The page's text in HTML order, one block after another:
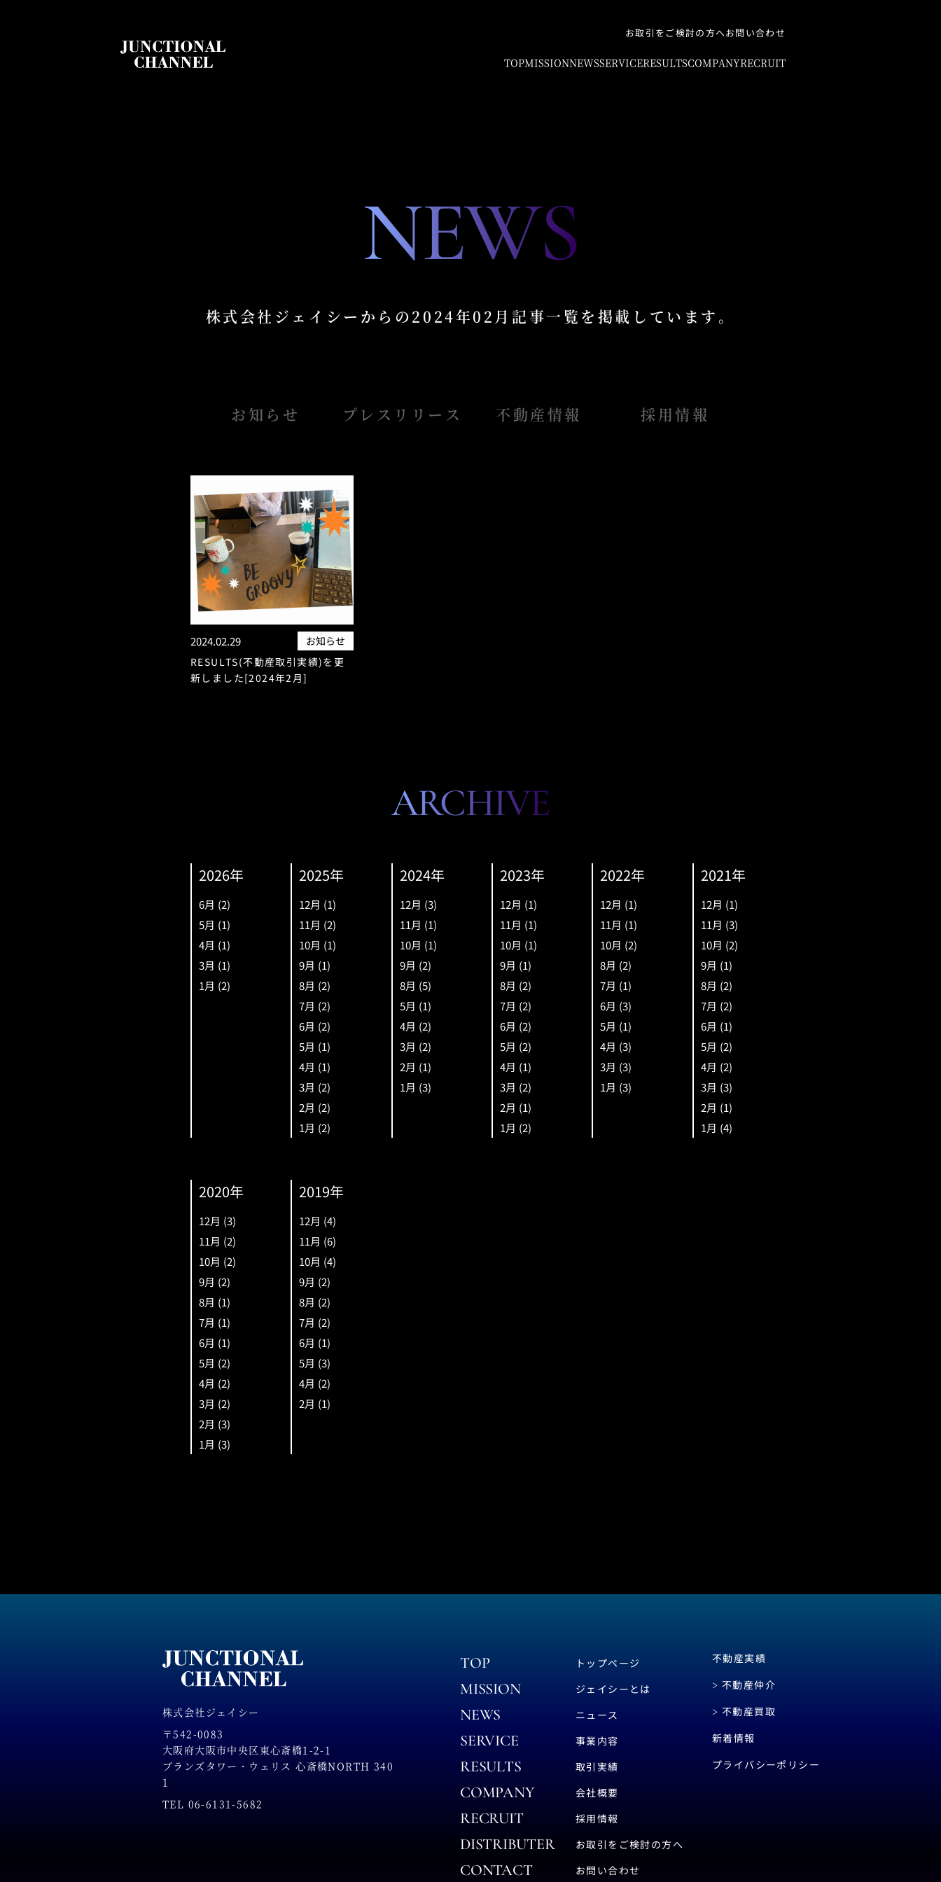
お取引をご検討の方へお問い合わせ
TOPMISSIONNEWSSERVICERESULTSCOMPANYRECRUIT
NEWS
株式会社ジェイシーからの 2024年02月記事一覧を掲載しています。
お知らせ プレスリリース 不動産情報 採用情報
2024.02.29
お知らせ
RESULTS(不動産取引実績)を更
新しました[2024年2月]
ARCHIVE
2026年
6月 (2)
5月 (1)
4月 (1)
3月 (1)
1月 (2)
2025年
12月 (1)
11月 (2)
10月 (1)
9月 (1)
8月 (2)
7月 (2)
6月 (2)
5月 (1)
4月 (1)
3月 (2)
2月 (2)
1月 (2)
2024年
12月 (3)
11月 (1)
10月 (1)
9月 (2)
8月 (5)
5月 (1)
4月 (2)
3月 (2)
2月 (1)
1月 (3)
2023年
12月 (1)
11月 (1)
10月 (1)
9月 (1)
8月 (2)
7月 (2)
6月 (2)
5月 (2)
4月 (1)
3月 (2)
2月 (1)
1月 (2)
2022年
12月 (1)
11月 (1)
10月 (2)
8月 (2)
7月 (1)
6月 (3)
5月 (1)
4月 (3)
3月 (3)
1月 (3)
2021年
12月 (1)
11月 (3)
10月 (2)
9月 (1)
8月 (2)
7月 (2)
6月 (1)
5月 (2)
4月 (2)
3月 (3)
2月 (1)
1月 (4)
2020年
12月 (3)
11月 (2)
10月 (2)
9月 (2)
8月 (1)
7月 (1)
6月 (1)
5月 (2)
4月 (2)
3月 (2)
2月 (3)
1月 (3)
2019年
12月 (4)
11月 (6)
10月 (4)
9月 (2)
8月 (2)
7月 (2)
6月 (1)
5月 (3)
4月 (2)
2月 (1)
株式会社ジェイシー
〒542-0083
大阪府大阪市中央区東心斎橋1-2-1
ブランズタワー・ウェリス 心斎橋NORTH 340
1
TEL 06-6131-5682
TOP トップページ
MISSION ジェイシーとは
NEWS ニュース
SERVICE 事業内容
RESULTS 取引実績
COMPANY 会社概要
RECRUIT 採用情報
DISTRIBUTER お取引をご検討の方へ
CONTACT お問い合わせ
不動産実績
不動産仲介
不動産買取
新着情報
プライバシーポリシー